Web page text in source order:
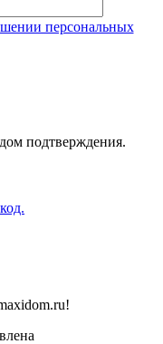
персональных
подтверждения.